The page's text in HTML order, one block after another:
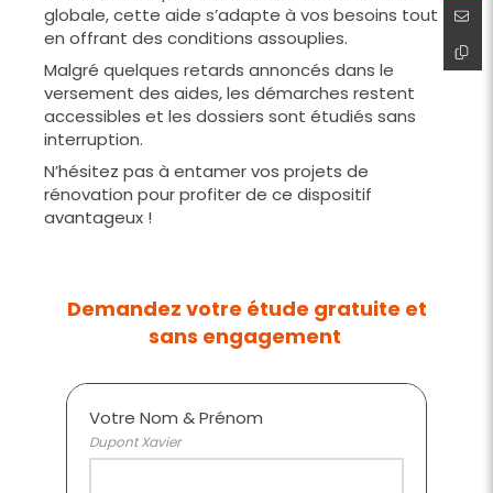
globale, cette aide s’adapte à vos besoins tout
en offrant des conditions assouplies.
Malgré quelques retards annoncés dans le
versement des aides, les démarches restent
accessibles et les dossiers sont étudiés sans
interruption.
N’hésitez pas à entamer vos projets de
rénovation pour profiter de ce dispositif
avantageux !
Demandez votre étude gratuite et
sans engagement
Votre Nom & Prénom
Dupont Xavier